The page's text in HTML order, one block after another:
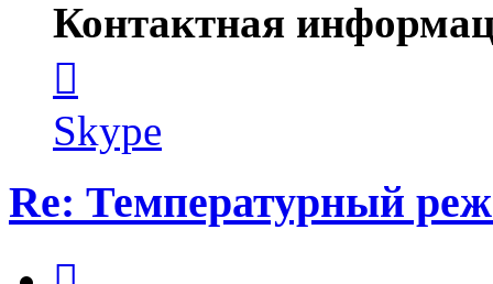
Контактная
пользователя
АлиБаба
Skype
Re: Температурный